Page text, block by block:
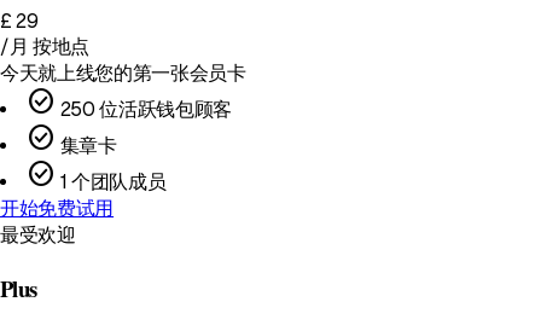
£ 29
/月 按地点
今天就上线您的第一张会员卡
check_circle 250 位活跃钱包顾客
check_circle 集章卡
check_circle 1 个团队成员
开始免费试用
最受欢迎
Plus